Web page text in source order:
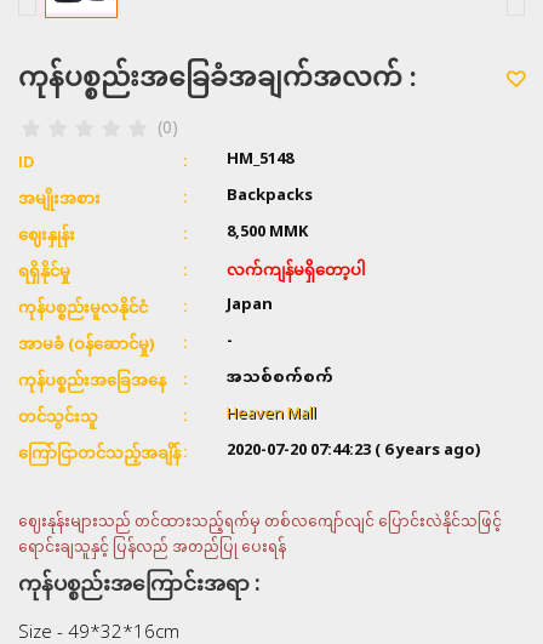
ကုန်ပစ္စည်းအခြေခံအချက်အလက် :
(0)
ID HM_5148
အမျိုးအစား Backpacks
ဈေးနှုန်း 8,500MMK
ရရှိနိုင်မှု
လက်ကျန်မရှိတော့ပါ
ကုန်ပစ္စည်းမူလနိုင်ငံ
Japan
အာမခံ (ဝန်ဆောင်မှု) -
ကုန်ပစ္စည်းအခြေအနေ အသစ်စက်စက်
တင်သွင်းသူ Heaven Mall
ကြော်ငြာတင်သည့်အချိန် 2020-07-20 07:44:23( 6 years ago)
ဈေးနုန်းများသည် တင်ထားသည့်ရက်မှ တစ်လကျော်လျင် ပြောင်းလဲနိုင်သဖြင့်
ရောင်းချသူနှင့် ပြန်လည် အတည်ပြု ပေးရန်
ကုန်ပစ္စည်းအကြောင်းအရာ :
Size - 49*32*16cm